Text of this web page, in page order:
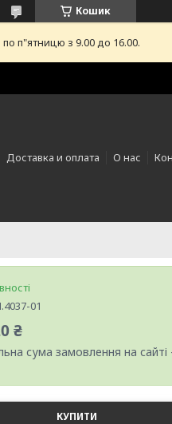
Кошик
п"ятницю з 9.00 до 16.00.
Доставка и оплата О нас
01
₴
сума замовлення на
КУПИТИ